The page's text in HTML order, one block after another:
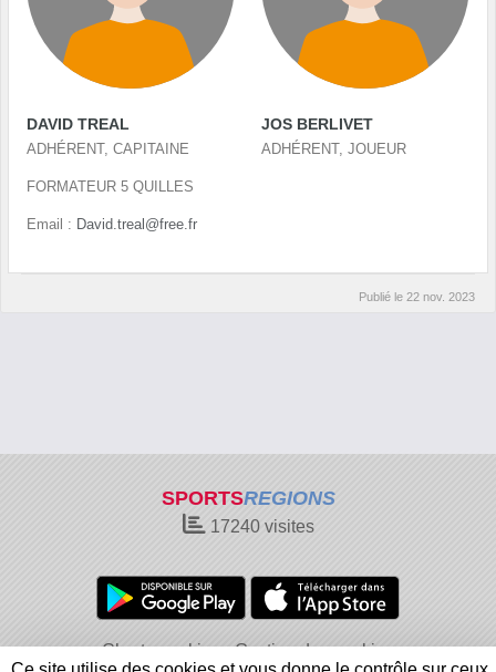
DAVID TREAL
ADHÉRENT, CAPITAINE
FORMATEUR 5 QUILLES
Email : David.treal@free.fr
JOS BERLIVET
ADHÉRENT, JOUEUR
Publié le 22 nov. 2023
SPORTSREGIONS
17240visites
Charte cookies
Gestion des cookies